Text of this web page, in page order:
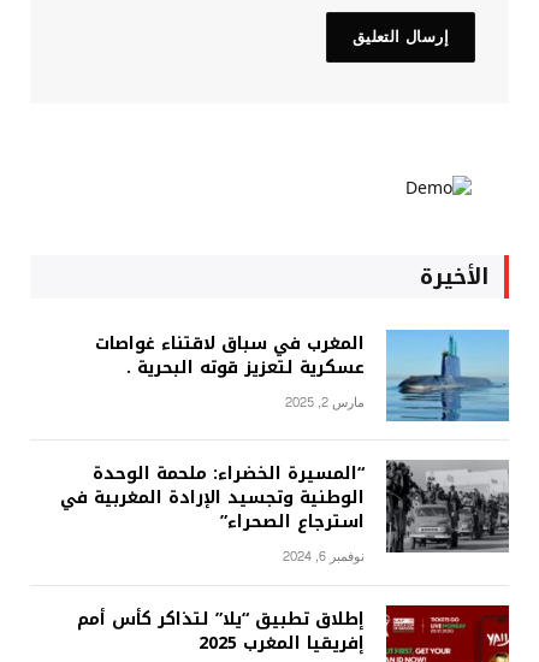
الأخيرة
المغرب في سباق لاقتناء غواصات
عسكرية لتعزيز قوته البحرية .
مارس 2, 2025
“المسيرة الخضراء: ملحمة الوحدة
الوطنية وتجسيد الإرادة المغربية في
استرجاع الصحراء”
نوفمبر 6, 2024
إطلاق تطبيق “يلا” لتذاكر كأس أمم
إفريقيا المغرب 2025